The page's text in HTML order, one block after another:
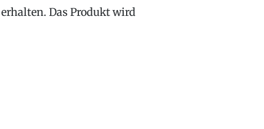
Das Produkt wird